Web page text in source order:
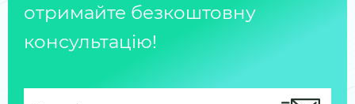
отримайте безкоштовну
консультацію!